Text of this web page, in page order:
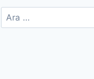
Hazretleri,
üslupla kurar;
Arama: